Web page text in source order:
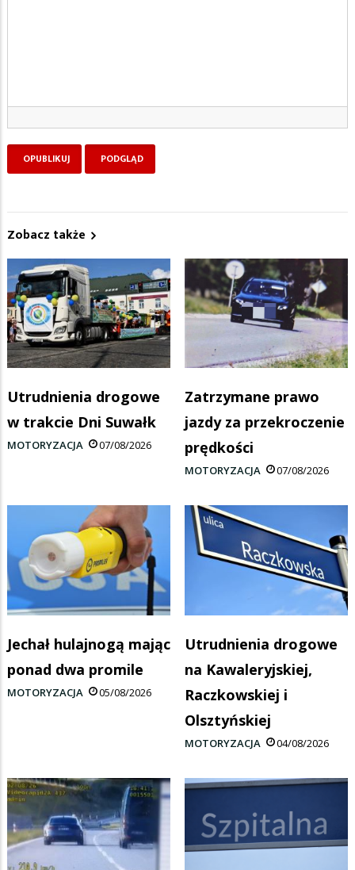
Zobacz także
Utrudnienia drogowe
w trakcie Dni Suwałk
MOTORYZACJA 07/08/2026
Zatrzymane prawo
jazdy za przekroczenie
prędkości
MOTORYZACJA 07/08/2026
Jechał hulajnogą mając
ponad dwa promile
MOTORYZACJA 05/08/2026
Utrudnienia drogowe
na Kawaleryjskiej,
Raczkowskiej i
Olsztyńskiej
MOTORYZACJA 04/08/2026